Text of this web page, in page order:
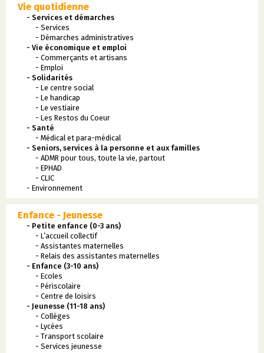
Vie quotidienne
- Services et démarches
- Services
- Démarches administratives
- Vie économique et emploi
- Commerçants et artisans
- Emploi
- Solidarités
- Le centre social
- Le handicap
- Le vestiaire
- Les Restos du Coeur
- Santé
- Médical et para-médical
- Seniors, services à la personne et aux familles
- ADMR pour tous, toute la vie, partout
- EPHAD
- CLIC
- Environnement
Enfance - Jeunesse
- Petite enfance (0-3 ans)
- L’accueil collectif
- Assistantes maternelles
- Relais des assistantes maternelles
- Enfance (3-10 ans)
- Ecoles
- Périscolaire
- Centre de loisirs
- Jeunesse (11-18 ans)
- Collèges
- Lycées
- Transport scolaire
- Services jeunesse